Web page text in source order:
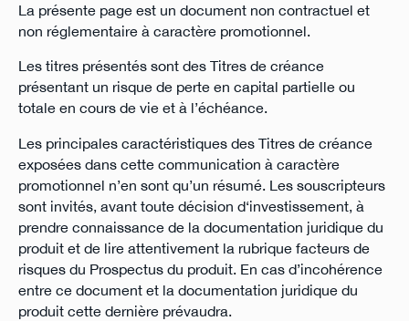
La présente page est un document non contractuel et
non réglementaire à caractère promotionnel.
Les titres présentés sont des Titres de créance
présentant un risque de perte en capital partielle ou
totale en cours de vie et à l’échéance.
Les principales caractéristiques des Titres de créance
exposées dans cette communication à caractère
promotionnel n’en sont qu’un résumé. Les souscripteurs
sont invités, avant toute décision d‘investissement, à
prendre connaissance de la documentation juridique du
produit et de lire attentivement la rubrique facteurs de
risques du Prospectus du produit. En cas d’incohérence
entre ce document et la documentation juridique du
produit cette dernière prévaudra.